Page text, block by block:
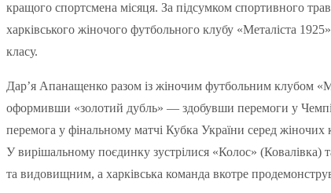
кращого спортсмена місяця. За підсумком спортивного
харківського жіночого футбольного клубу «Металіста
класу.
Дар’я Апанащенко разом із жіночим футбольним клубом
оформивши «золотий дубль» — здобувши перемоги у
перемога у фінальному матчі Кубка України серед
У вирішальному поєдинку зустрілися «Колос»
та видовищним, а харківська команда вкотре